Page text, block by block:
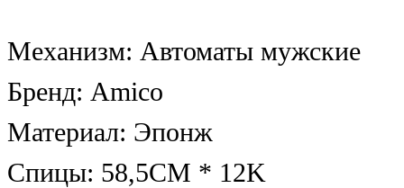
Механизм: Автоматы мужские
Бренд: Amico
Материал: Эпонж
Спицы: 58,5CM * 12K